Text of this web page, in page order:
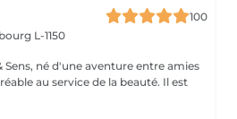
100
L-1150
né d'une aventure entre amies
au service de la beauté. Il est